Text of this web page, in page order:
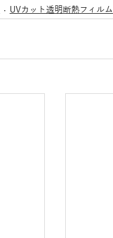
UVカット透明断熱フィルム